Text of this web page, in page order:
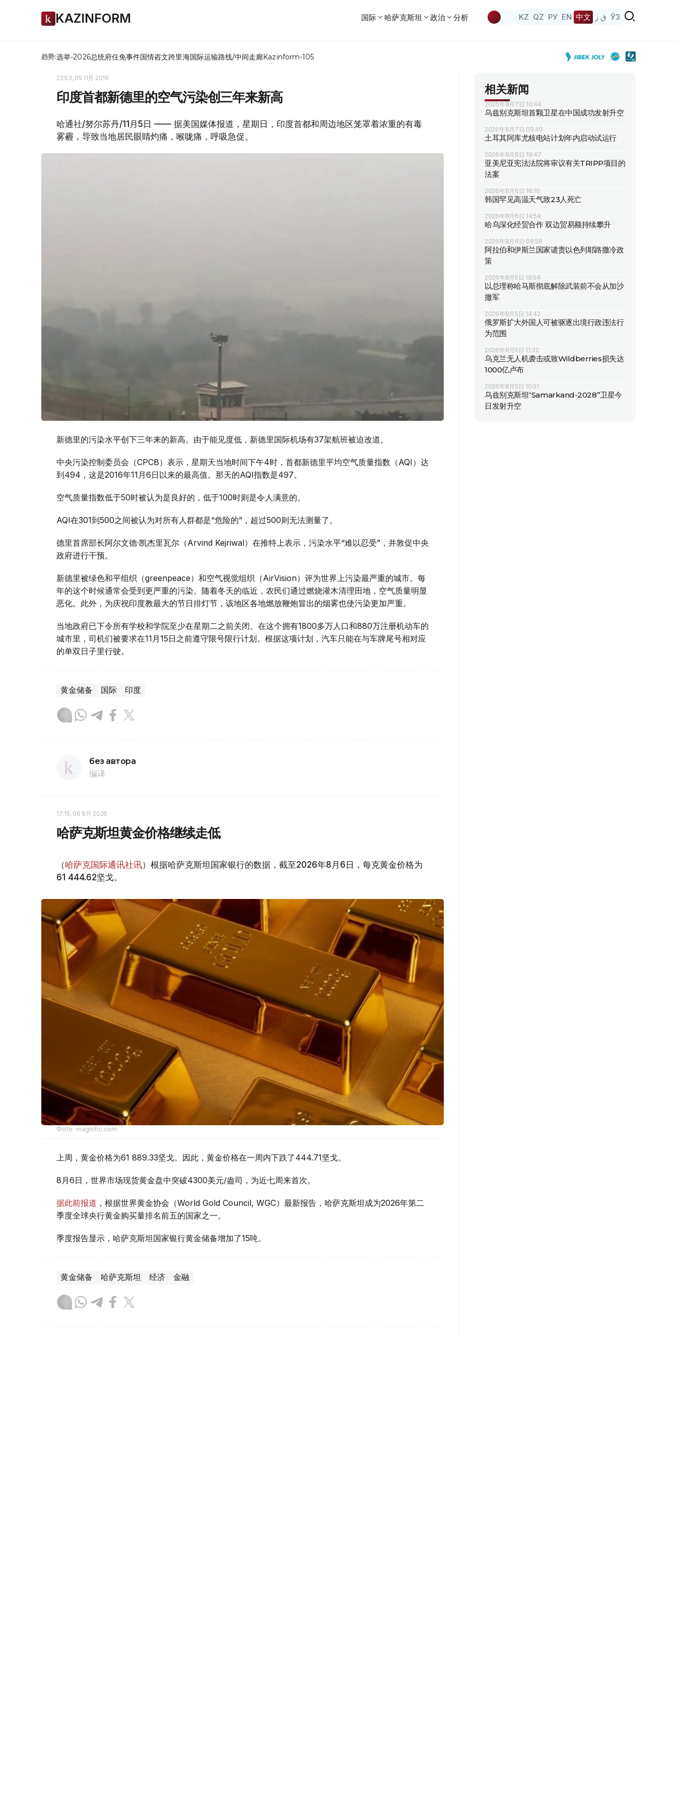
KAZINFORM 国际 哈萨克斯坦 政治 分析 KZ QZ РУ EN 中文 ق ز ЎЗ
趋势:选举-2026总统府任免事件国情咨文跨里海国际运输路线/中间走廊Kazinform-105
22:53, 05 11月 2019
印度首都新德里的空气污染创三年来新高
哈通社/努尔苏丹/11月5日 —— 据美国媒体报道，星期日，印度首都和周边地区笼罩着浓重的有毒
雾霾，导致当地居民眼睛灼痛，喉咙痛，呼吸急促。
新德里的污染水平创下三年来的新高。由于能见度低，新德里国际机场有37架航班被迫改道。
中央污染控制委员会（CPCB）表示，星期天当地时间下午4时，首都新德里平均空气质量指数（AQI）达
到494，这是2016年11月6日以来的最高值。那天的AQI指数是497。
空气质量指数低于50时被认为是良好的，低于100时则是令人满意的。
AQI在301到500之间被认为对所有人群都是“危险的”，超过500则无法测量了。
德里首席部长阿尔文德·凯杰里瓦尔（Arvind Kejriwal）在推特上表示，污染水平“难以忍受”，并敦促中央
政府进行干预。
新德里被绿色和平组织（greenpeace）和空气视觉组织（AirVision）评为世界上污染最严重的城市。每
年的这个时候通常会受到更严重的污染。随着冬天的临近，农民们通过燃烧灌木清理田地，空气质量明显
恶化。此外，为庆祝印度教最大的节日排灯节，该地区各地燃放鞭炮冒出的烟雾也使污染更加严重。
当地政府已下令所有学校和学院至少在星期二之前关闭。在这个拥有1800多万人口和880万注册机动车的
城市里，司机们被要求在11月15日之前遵守限号限行计划。根据这项计划，汽车只能在与车牌尾号相对应
的单双日子里行驶。
黄金储备 国际 印度
без автора
编译
17:15, 06 8月 2026
哈萨克斯坦黄金价格继续走低
（哈萨克国际通讯社讯）根据哈萨克斯坦国家银行的数据，截至2026年8月6日，每克黄金价格为
61 444.62坚戈。
Фото: magnific.com
上周，黄金价格为61 889.33坚戈。因此，黄金价格在一周内下跌了444.71坚戈。
8月6日，世界市场现货黄金盘中突破4300美元/盎司，为近七周来首次。
据此前报道 ，根据世界黄金协会（World Gold Council, WGC）最新报告，哈萨克斯坦成为2026年第二
季度全球央行黄金购买量排名前五的国家之一。
季度报告显示，哈萨克斯坦国家银行黄金储备增加了15吨。
黄金储备 哈萨克斯坦 经济 金融
相关新闻
2026年8月7日 10:44
乌兹别克斯坦首颗卫星在中国成功发射升空
2026年8月7日 09:49
土耳其阿库尤核电站计划年内启动试运行
2026年8月6日 19:47
亚美尼亚宪法法院将审议有关TRIPP项目的
法案
2026年8月6日 16:10
韩国罕见高温天气致23人死亡
2026年8月6日 14:54
哈乌深化经贸合作 双边贸易额持续攀升
2026年8月6日 08:58
阿拉伯和伊斯兰国家谴责以色列耶路撒冷政
策
2026年8月5日 19:54
以总理称哈马斯彻底解除武装前不会从加沙
撤军
2026年8月5日 14:42
俄罗斯扩大外国人可被驱逐出境行政违法行
为范围
2026年8月5日 11:32
乌克兰无人机袭击或致Wildberries损失达
1000亿卢布
2026年8月5日 10:51
乌兹别克斯坦“Samarkand-2028”卫星今
日发射升空